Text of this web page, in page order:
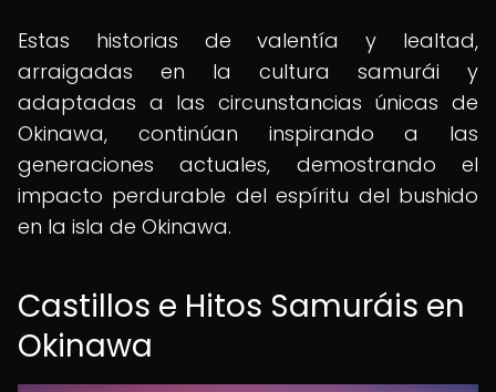
Estas historias de valentía y lealtad,
arraigadas en la cultura samurái y
adaptadas a las circunstancias únicas de
Okinawa, continúan inspirando a las
generaciones actuales, demostrando el
impacto perdurable del espíritu del bushido
en la isla de Okinawa.
Castillos e Hitos Samuráis en
Okinawa